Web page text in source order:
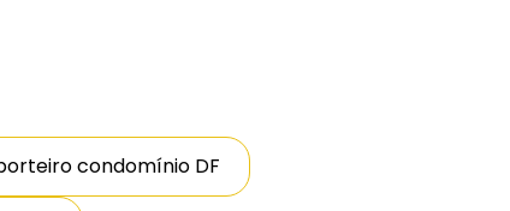
condomínio DF